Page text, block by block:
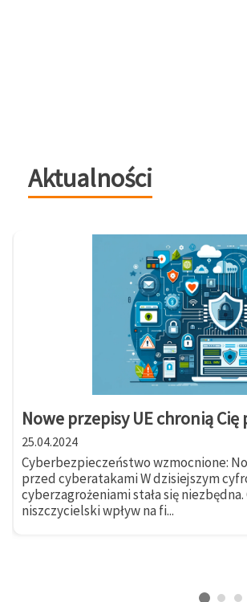
Aktualności
Nowe przepisy UE chronią
25.04.2024
Cyberbezpieczeństwo wzmocnione:
przed cyberatakami W dzisiejszym
cyberzagrożeniami stała się
niszczycielski wpływ na fi...